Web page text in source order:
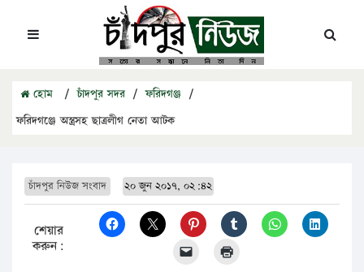
হোম / চাঁদপুর সদর / ফরিদগঞ্জ /
ফরিদগঞ্জে অস্ত্রসহ ছাত্রলীগ নেতা আটক
চাঁদপুর নিউজ সংবাদ ২০ জুন ২০১৭, ০২:৪২
শেয়ার
করুন: